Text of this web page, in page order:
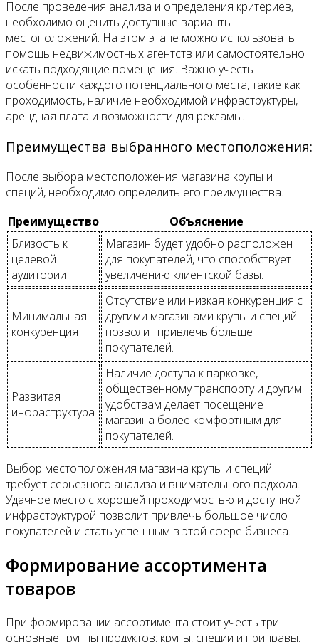
После проведения анализа и определения критериев,
необходимо оценить доступные варианты
местоположений. На этом этапе можно использовать
помощь недвижимостных агентств или самостоятельно
искать подходящие помещения. Важно учесть
особенности каждого потенциального места, такие как
проходимость, наличие необходимой инфраструктуры,
арендная плата и возможности для рекламы.
Преимущества выбранного местоположения:
После выбора местоположения магазина крупы и
специй, необходимо определить его преимущества.
Преимущество
Объяснение
Близость к
целевой
аудитории
Магазин будет удобно расположен
для покупателей, что способствует
увеличению клиентской базы.
Минимальная
конкуренция
Отсутствие или низкая конкуренция с
другими магазинами крупы и специй
позволит привлечь больше
покупателей.
Развитая
инфраструктура
Наличие доступа к парковке,
общественному транспорту и другим
удобствам делает посещение
магазина более комфортным для
покупателей.
Выбор местоположения магазина крупы и специй
требует серьезного анализа и внимательного подхода.
Удачное место с хорошей проходимостью и доступной
инфраструктурой позволит привлечь большое число
покупателей и стать успешным в этой сфере бизнеса.
Формирование ассортимента
товаров
При формировании ассортимента стоит учесть три
основные группы продуктов: крупы, специи и приправы.